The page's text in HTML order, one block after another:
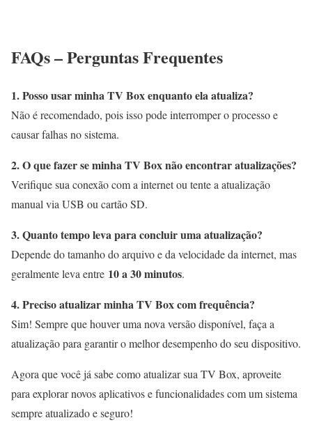
FAQs – Perguntas Frequentes
1. Posso usar minha TV Box enquanto ela atualiza?
Não é recomendado, pois isso pode interromper o processo e
causar falhas no sistema.
2. O que fazer se minha TV Box não encontrar atualizações?
Verifique sua conexão com a internet ou tente a atualização
manual via USB ou cartão SD.
3. Quanto tempo leva para concluir uma atualização?
Depende do tamanho do arquivo e da velocidade da internet, mas
geralmente leva entre 10 a 30 minutos.
4. Preciso atualizar minha TV Box com frequência?
Sim! Sempre que houver uma nova versão disponível, faça a
atualização para garantir o melhor desempenho do seu dispositivo.
Agora que você já sabe como atualizar sua TV Box, aproveite
para explorar novos aplicativos e funcionalidades com um sistema
sempre atualizado e seguro!